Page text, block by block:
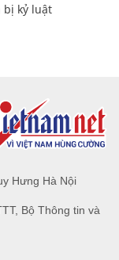
bị kỷ luật
Hưng Hà Nội
Bộ Thông tin và